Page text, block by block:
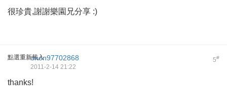
很珍貴,謝謝樂園兄分享 :)
點選重新載入 5#
onon97702868
2011-2-14 21:22
thanks!